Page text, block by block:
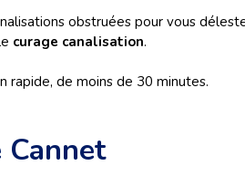
obstruées pour vous
curage canalisation.
rapide, de moins de 30 minutes.